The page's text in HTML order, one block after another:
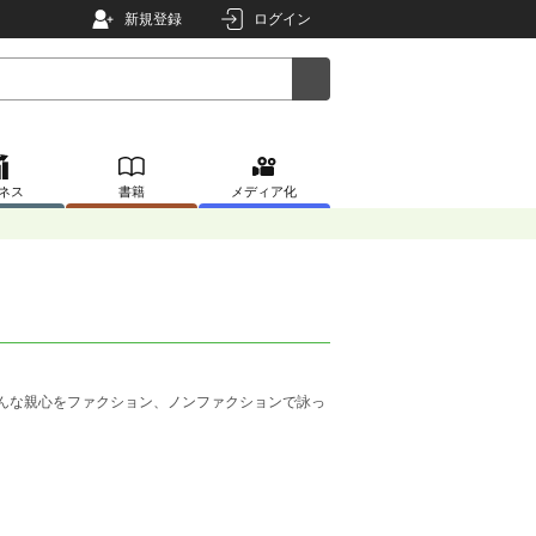
新規登録 ログイン
ス 書籍 メディア化
親心をファクション、ノンファクションで詠っ